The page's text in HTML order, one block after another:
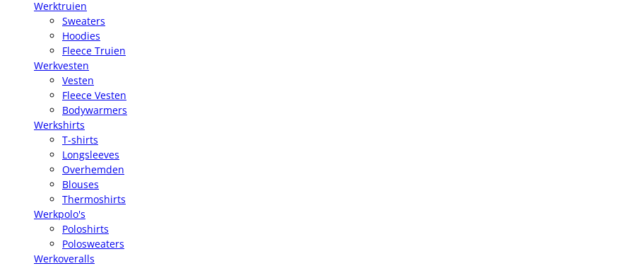
Werktruien
Sweaters
Hoodies
Fleece Truien
Werkvesten
Vesten
Fleece Vesten
Bodywarmers
Werkshirts
T-shirts
Longsleeves
Overhemden
Blouses
Thermoshirts
Werkpolo's
Poloshirts
Polosweaters
Werkoveralls